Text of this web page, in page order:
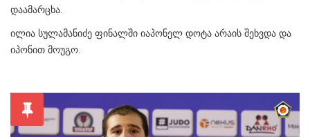
დაამარცხა.
ილია სულამანიძე ფინალში იაპონელ დოტა არაის შეხვდა და
იპონით მოუგო.